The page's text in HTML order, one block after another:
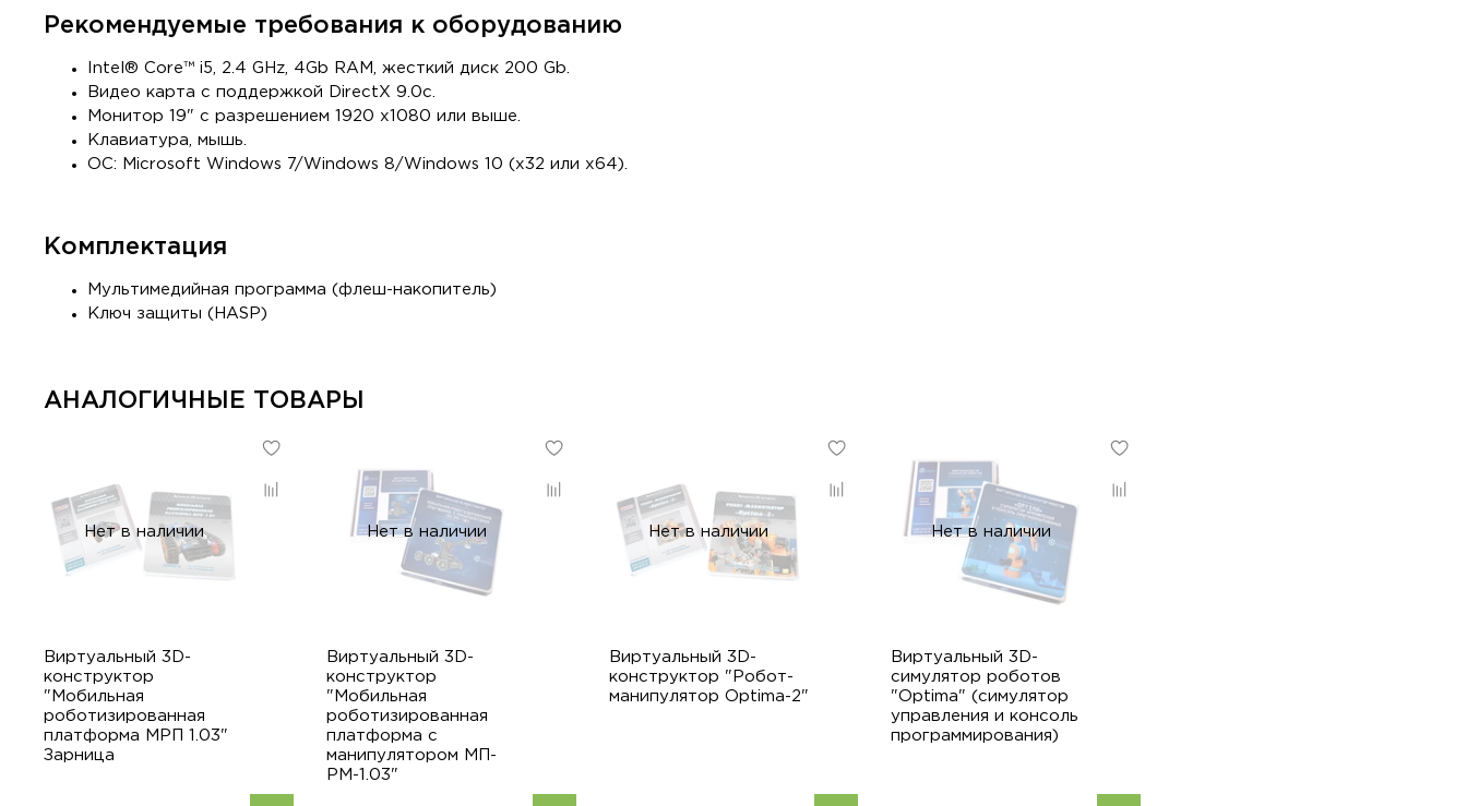
Рекомендуемые требования к оборудованию
Intel® Core™ i5, 2.4 GHz, 4Gb RAM, жесткий диск 200 Gb.
Видео карта с поддержкой DirectX 9.0c.
Монитор 19" с разрешением 1920 х1080 или выше.
Клавиатура, мышь.
ОС: Microsoft Windows 7/Windows 8/Windows 10 (х32 или х64).
Комплектация
Мультимедийная программа (флеш-накопитель)
Ключ защиты (HASP)
АНАЛОГИЧНЫЕ ТОВАРЫ
Нет в наличии
Виртуальный 3D-
конструктор
"Мобильная
роботизированная
платформа МРП 1.03"
Зарница
Нет в наличии
Виртуальный 3D-
конструктор
"Мобильная
роботизированная
платформа с
манипулятором МП-
РМ-1.03"
Нет в наличии
Виртуальный 3D-
конструктор "Робот-
манипулятор Optima-2"
Нет в наличии
Виртуальный 3D-
симулятор роботов
"Optima" (симулятор
управления и консоль
программирования)